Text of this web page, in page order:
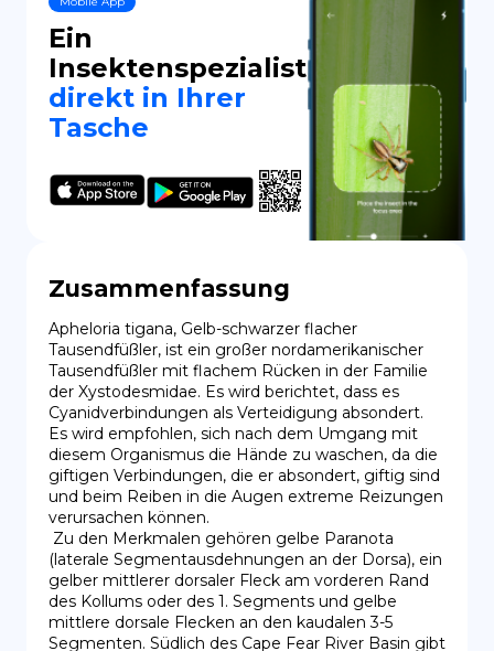
Ein
Insektenspezialist
direkt in Ihrer
Tasche
Zusammenfassung
Apheloria tigana, Gelb-schwarzer flacher
Tausendfüßler, ist ein großer nordamerikanischer
Tausendfüßler mit flachem Rücken in der Familie
der Xystodesmidae. Es wird berichtet, dass es
Cyanidverbindungen als Verteidigung absondert.
Es wird empfohlen, sich nach dem Umgang mit
diesem Organismus die Hände zu waschen, da die
giftigen Verbindungen, die er absondert, giftig sind
und beim Reiben in die Augen extreme Reizungen
verursachen können.
(laterale Segmentausdehnungen an der Dorsa), ein
gelber mittlerer dorsaler Fleck am vorderen Rand
des Kollums oder des 1. Segments und gelbe
mittlere dorsale Flecken an den kaudalen 3-5
Segmenten. Südlich des Cape Fear River Basin gibt